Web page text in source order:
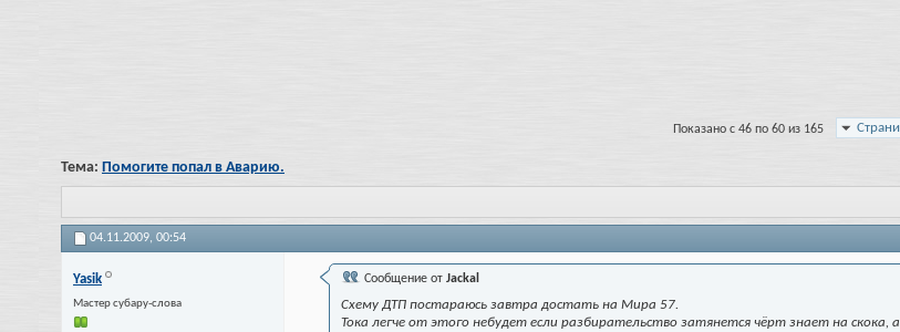
Показано с 46 по 60 из 165
Тема: Помогите попал в Аварию.
04.11.2009, 00:54
Yasik
Мастер субару-слова
Сообщение от Jackal
Схему ДТП постараюсь завтра достать на Мира 57.
Тока легче от этого небудет если разбирательство затянется чёрт знает на